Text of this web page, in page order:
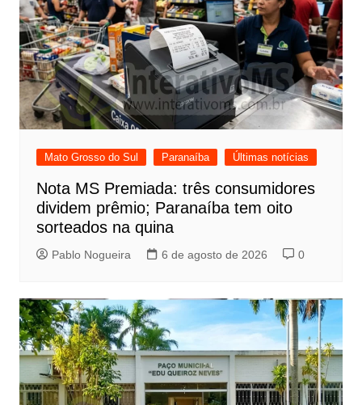
Mato Grosso do Sul Paranaíba Últimas notícias
Nota MS Premiada: três consumidores
dividem prêmio; Paranaíba tem oito
sorteados na quina
Pablo Nogueira 6 de agosto de 2026 0